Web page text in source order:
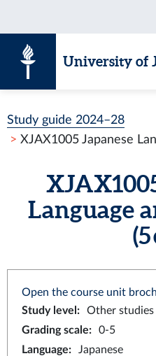
University of
Study guide 2024–28
XJAX1005 Japanese
Language
Open the course unit
Study level :
Other studies
Grading scale:
0-5
Language:
Japanese